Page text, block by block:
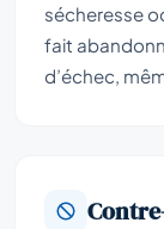
sécheresse
fait
d’échec,